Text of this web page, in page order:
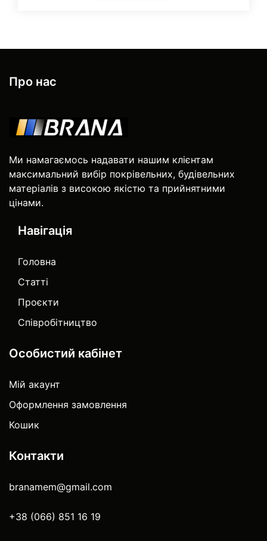
Про нас
Ми намагаємось надавати нашим клієнтам
максимальний вибір покрівельних, будівельних
матеріалів з високою якістю та прийнятними
цінами.
Навігація
Головна
Статті
Проєкти
Співробітництво
Особистий кабінет
Мій акаунт
Оформлення замовлення
Кошик
Контакти
branamem@gmail.com
+38 (066) 851 16 19